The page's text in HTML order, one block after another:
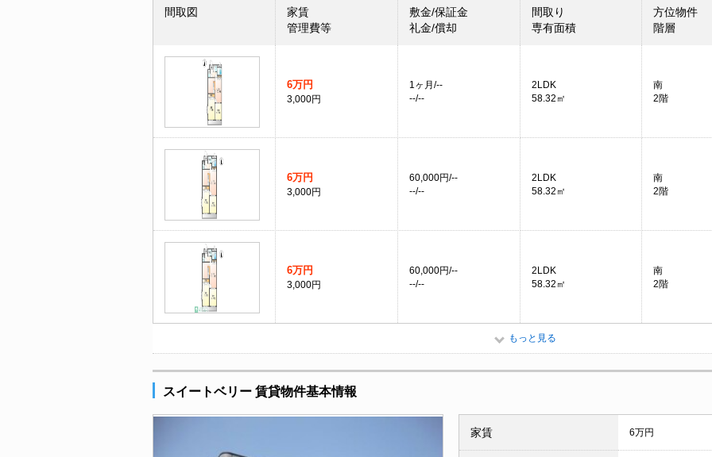
間取図
家賃
管理費等
敷金/保証金
礼金/償却
間取り
専有面積
方位物件
階層
6万円
3,000円
1ヶ月/--
--/--
2LDK
58.32㎡
南
2階
6万円
3,000円
60,000円/--
--/--
2LDK
58.32㎡
南
2階
6万円
3,000円
60,000円/--
--/--
2LDK
58.32㎡
南
2階
もっと見る
スイートベリー 賃貸物件基本情報
家賃 6万円